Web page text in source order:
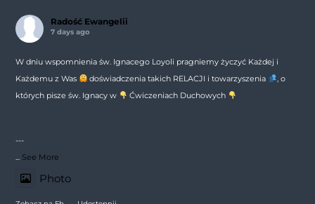
Radość Ewangelii
7 days ago
W dniu wspomnienia św. Ignacego Loyoli pragniemy życzyć Każdej i
Każdemu z Was
doświadczenia takich RELACJI i towarzyszenia
, o
których pisze św. Ignacy w
Ćwiczeniach Duchowych
---
See More
Photo